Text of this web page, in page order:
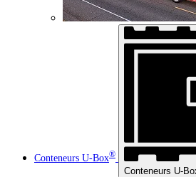
Conteneurs U-Box®
Conteneurs U-